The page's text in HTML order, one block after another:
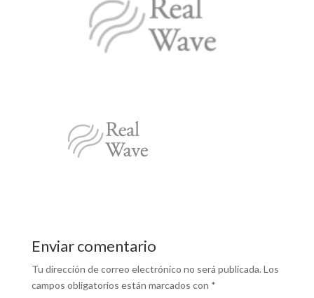
Enviar comentario
Tu dirección de correo electrónico no será publicada. Los
campos obligatorios están marcados con *